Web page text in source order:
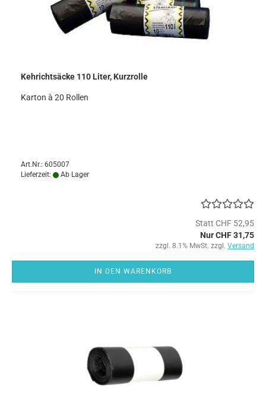
Kehrichtsäcke 110 Liter, Kurzrolle
Karton à 20 Rollen
Art.Nr.: 605007
Lieferzeit:
Ab Lager
Statt CHF 52,95
Nur CHF 31,75
zzgl. 8.1% MwSt. zzgl. Versand
IN DEN WARENKORB